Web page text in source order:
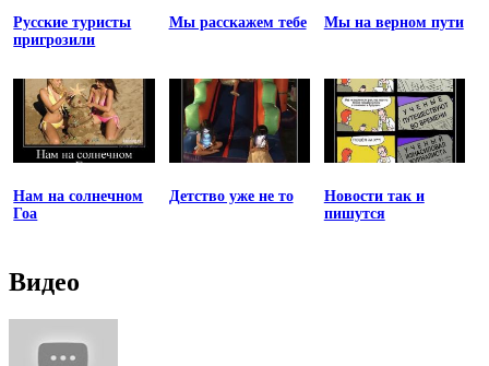
Русские туристы
пригрозили
Мы расскажем тебе Мы на верном пути
Нам на солнечном
Гоа
Детство уже не то
Новости так и
пишутся
Видео